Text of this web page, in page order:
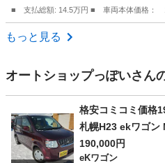
■ 支払総額: 14.5万円 ■ 車両本体価格
北海道 札幌市
もっと見る
オートショップっぽいさん
格安コミコミ価格
190,000円
eKワゴン